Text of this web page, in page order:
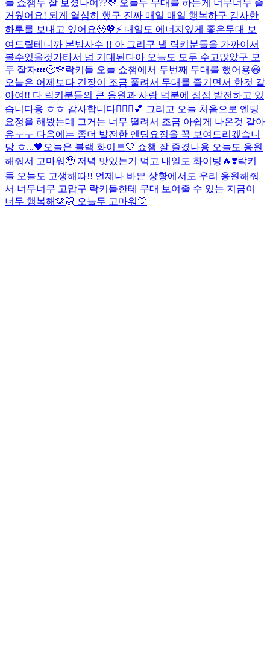
늘 쇼챔두 잘 보셨나여??💛 오늘두 무대를 하는게 너무너무 즐
거웠어요! 되게 열심히 했구 진짜 매일 매일 행복하구 감사한
하루를 보내고 있어요🥹💖⚡️ 내일도 에너지있게 좋은무대 보
여드릴테니까 본방사수 !! 아 그리구 낼 락키분들을 가까이서
볼수있을것가타서 넘 기대된다아 오늘도 모두 수고많았구 모
두 잘자💤😚💛락키들 오늘 쇼챔에서 두번째 무대를 했어용😆
오늘은 어제보다 긴장이 조금 풀려서 무대를 즐기면서 한것 같
아여!! 다 락키분들의 큰 응원과 사랑 덕분에 점점 발전하고 있
습니다용 ㅎㅎ 감사합니다🙇🏻‍♀️💕 그리고 오늘 처음으로 엔딩
요정을 해봤는데 그거는 너무 떨려서 조금 아쉽게 나온것 같아
유ㅜㅜ 다음에는 좀더 발전한 엔딩요정을 꼭 보여드리겠습니
당 ㅎ...🖤오늘은 블랙 화이트🤍 쇼챔 잘 즐겼나용 오늘도 응원
해줘서 고마워🥹 저녁 맛있는거 먹고 내일도 화이팅🔥❣️락키
들 오늘도 고생해따!! 언제나 바쁜 상황에서도 우리 응원해줘
서 너무너무 고맙구 락키들한테 무대 보여줄 수 있는 지금이
너무 행복해🫶🏻 오늘두 고마워🤍